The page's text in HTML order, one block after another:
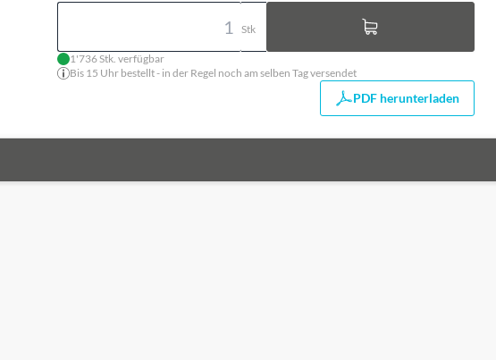
Stk
1'736 Stk. verfügbar
Bis 15 Uhr bestellt - in der Regel noch am selben Tag versendet
PDF herunterladen